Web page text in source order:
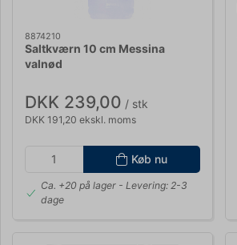
8874210
Saltkværn 10 cm Messina
valnød
DKK 239,00 / stk
DKK 191,20 ekskl. moms
Køb nu
Ca. +20 på lager- Levering: 2-3
dage